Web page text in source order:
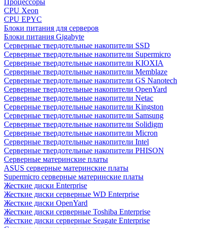
Процессоры
CPU Xeon
CPU EPYC
Блоки питания для серверов
Блоки питания Gigabyte
Серверные твердотельные накопители SSD
Cерверные твердотельные накопители Supermicro
Cерверные твердотельные накопители KIOXIA
Cерверные твердотельные накопители Memblaze
Cерверные твердотельные накопители GS Nanotech
Серверные твердотельные накопители OpenYard
Серверные твердотельные накопители Netac
Cерверные твердотельные накопители Kingston
Cерверные твердотельные накопители Samsung
Cерверные твердотельные накопители Solidigm
Cерверные твердотельные накопители Micron
Cерверные твердотельные накопители Intel
Cерверные твердотельные накопители PHISON
Серверные материнские платы
ASUS серверные материнские платы
Supermicro серверные материнские платы
Жесткие диски Enterprise
Жесткие диски серверные WD Enterprise
Жесткие диски OpenYard
Жесткие диски серверные Toshiba Enterprise
Жесткие диски серверные Seagate Enterprise